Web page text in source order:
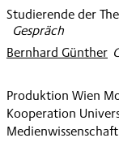
Studierende der
Gespräch
Bernhard Günther
:
Produktion Wien
Kooperation
Medienwissenschaft